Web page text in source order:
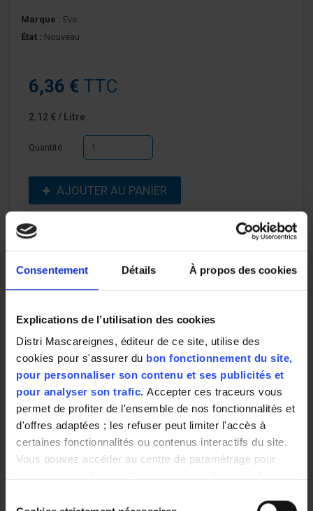
Consentement Détails À propos des cookies
Explications de l’utilisation des cookies
Distri Mascareignes, éditeur de ce site, utilise des
cookies pour s'assurer du bon fonctionnement du site,
pour personnaliser son contenu et ses publicités et
pour analyser son trafic. Accepter ces traceurs vous
permet de profiter de l'ensemble de nos fonctionnalités et
d'offres adaptées ; les refuser peut limiter l'accès à
certaines fonctionnalités ou contenus interactifs du site.
Vous pouvez accéder au centre de paramétrage pour
Marque : Eve
État : Nouveau
6,36 € TTC
2.12 € / Litre
Quantité
AJOUTER AU PANIER
En savoir plus
Agents surfactants anioniques & non-ioniques: moins de 15%.
ISOTHIAZOLONE MIXT
Poids net :
3L
Contenu net :
3L
Mentions de danger :
Conseils de prudence :